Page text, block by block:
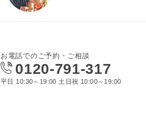
お電話でのご予約・ご相談
0120-791-317
平日 10:30～19:00 土日祝 10:00～19:00